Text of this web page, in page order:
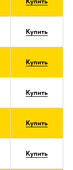
Купить
Купить
Купить
Купить
Купить